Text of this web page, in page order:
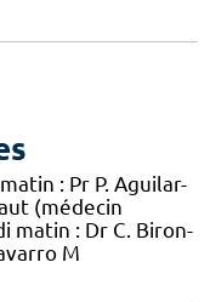
: Pr P. Aguilar-
(médecin
matin : Dr C. Biron-
M